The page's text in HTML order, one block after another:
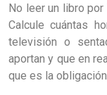
No leer un libro
Calcule cuántas
televisión o
aportan y que en
que es la